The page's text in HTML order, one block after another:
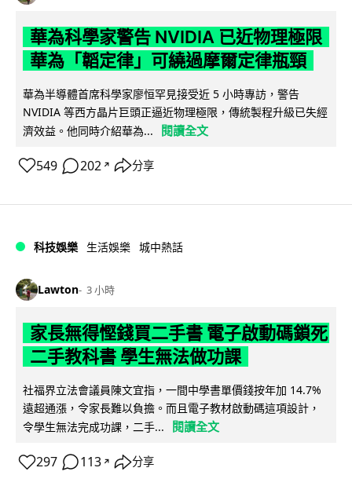
華為科學家警告 NVIDIA 已近物理極限
華為「韜定律」可繞過摩爾定律瓶頸
華為半導體首席科學家廖恒罕見接受近 5 小時專訪，警告
NVIDIA 等西方晶片巨頭正逼近物理極限，傳統製程升級已失經
濟效益。他同時介紹華為...
閱讀全文
549 202 ↗ 分享
科技娛樂 生活娛樂 城中熱話
Lawton 3 小時
家長無得慳錢買二手書 電子啟動碼鎖死
二手教科書 學生無法做功課
社福界立法會議員陳文宜指，一間中學書單價錢按年加 14.7%
遠超通漲，令家長難以負擔。而且電子教材啟動碼這項設計，
令學生無法完成功課，二手...
閱讀全文
297 113 ↗ 分享